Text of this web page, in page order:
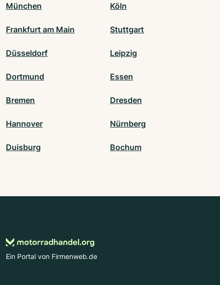
München Köln
Frankfurt am Main Stuttgart
Düsseldorf Leipzig
Dortmund Essen
Bremen Dresden
Hannover Nürnberg
Duisburg Bochum
Ein Portal von Firmenweb.de